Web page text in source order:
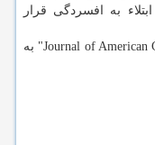
به افسردگی قرار
، در مجله آنلاین "Journal of American College Health" به